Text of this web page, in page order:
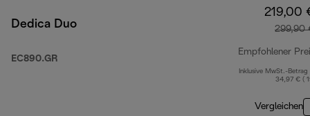
Dedica Duo
EC890.GR
219,00
299,90
Empfohlener
Inklusive MwSt.-Betrag
34,97 € (
Vergleichen